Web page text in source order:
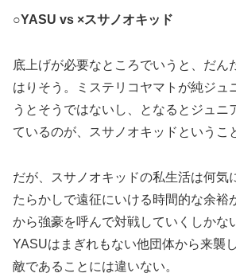
○YASU vs ×スサノオキッド
底上げが必要なところでいうと、だん
はりそう。ミステリコヤマトが純ジュ
うとそうではないし、となるとジュニ
ているのが、スサノオキッドというこ
だが、スサノオキッドの私生活は何気
たらかしで遠征にいける時間的な余裕
から強豪を呼んで対戦していくしかな
YASUはまぎれもない他団体から来襲
敵であることには違いない。